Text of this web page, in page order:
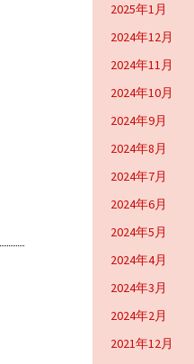
2025年1月
2024年12月
2024年11月
2024年10月
2024年9月
2024年8月
2024年7月
2024年6月
2024年5月
2024年4月
2024年3月
2024年2月
2021年12月